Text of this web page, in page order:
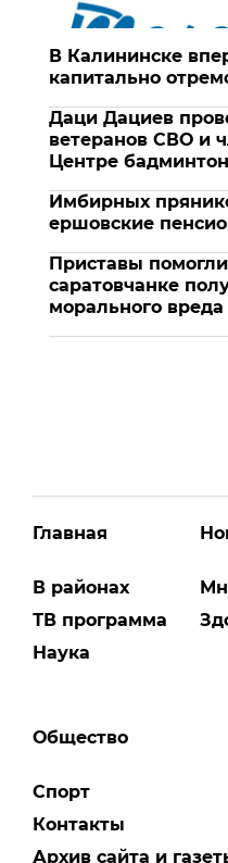
В Калининске
капитально
Даци Дациев
ветеранов СВО и
Центре
Имбирных
ершовские
Приставы
саратовчанке
морального вреда
Главная
В районах
ТВ программа
Наука
Общество
Спорт
Контакты
Архив сайта и